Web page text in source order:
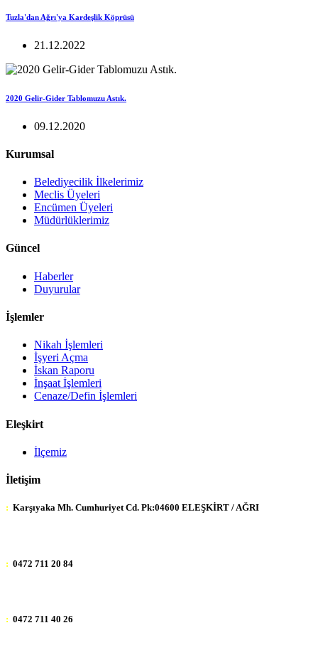
Tuzla'dan Ağrı'ya Kardeşlik Köprüsü
21.12.2022
2020 Gelir-Gider Tablomuzu Astık.
09.12.2020
Kurumsal
Belediyecilik İlkelerimiz
Meclis Üyeleri
Encümen Üyeleri
Müdürlüklerimiz
Güncel
Haberler
Duyurular
İşlemler
Nikah İşlemleri
İşyeri Açma
İskan Raporu
İnşaat İşlemleri
Cenaze/Defin İşlemleri
Eleşkirt
İlçemiz
İletişim
: Karşıyaka Mh. Cumhuriyet Cd. Pk:04600 ELEŞKİRT / AĞRI
: 0472 711 20 84
: 0472 711 40 26